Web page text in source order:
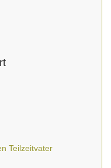
Teilzeitvater